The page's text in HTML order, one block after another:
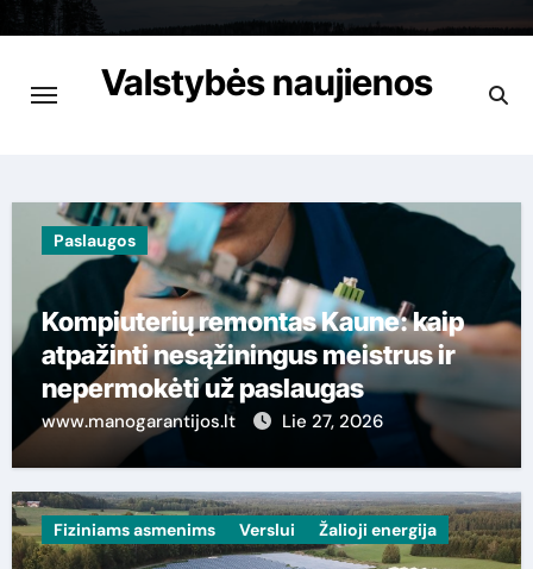
content
Valstybės naujienos
Paslaugos
Kompiuterių remontas Kaune: kaip
atpažinti nesąžiningus meistrus ir
nepermokėti už paslaugas
www.manogarantijos.lt Lie 27, 2026
Fiziniams asmenims Verslui Žalioji energija